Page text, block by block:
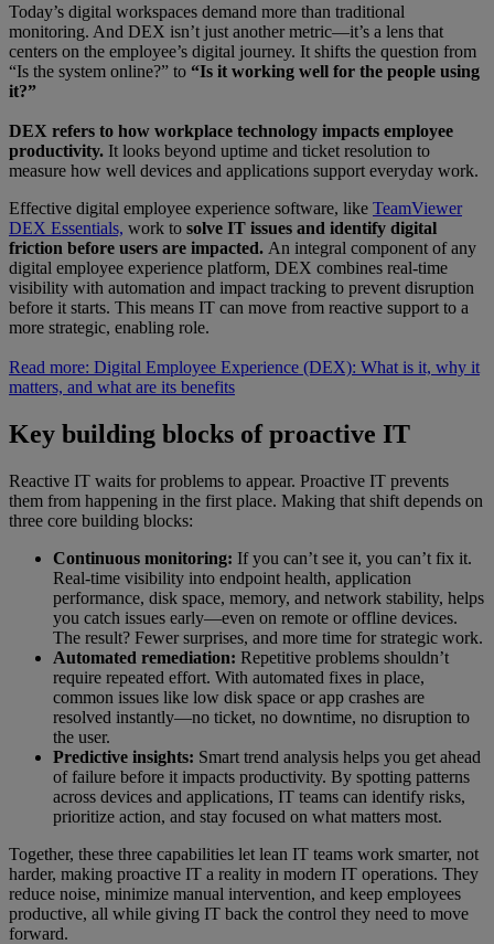
Today’s digital workspaces demand more than traditional
monitoring. And DEX isn’t just another metric—it’s a lens that
centers on the employee’s digital journey. It shifts the question from
“Is the system online?” to “Is it working well for the people using
it?”
DEX refers to how workplace technology impacts employee
productivity. It looks beyond uptime and ticket resolution to
measure how well devices and applications support everyday work.
Effective digital employee experience software, like TeamViewer
DEX Essentials, work to solve IT issues and identify digital
friction before users are impacted. An integral component of any
digital employee experience platform, DEX combines real-time
visibility with automation and impact tracking to prevent disruption
before it starts. This means IT can move from reactive support to a
more strategic, enabling role.
Read more: Digital Employee Experience (DEX): What is it, why it
matters, and what are its benefits
Key building blocks of proactive IT
Reactive IT waits for problems to appear. Proactive IT prevents
them from happening in the first place. Making that shift depends on
three core building blocks:
Continuous monitoring: If you can’t see it, you can’t fix it.
Real-time visibility into endpoint health, application
performance, disk space, memory, and network stability, helps
you catch issues early—even on remote or offline devices.
The result? Fewer surprises, and more time for strategic work.
Automated remediation: Repetitive problems shouldn’t
require repeated effort. With automated fixes in place,
common issues like low disk space or app crashes are
resolved instantly—no ticket, no downtime, no disruption to
the user.
Predictive insights: Smart trend analysis helps you get ahead
of failure before it impacts productivity. By spotting patterns
across devices and applications, IT teams can identify risks,
prioritize action, and stay focused on what matters most.
Together, these three capabilities let lean IT teams work smarter, not
harder, making proactive IT a reality in modern IT operations. They
reduce noise, minimize manual intervention, and keep employees
productive, all while giving IT back the control they need to move
forward.